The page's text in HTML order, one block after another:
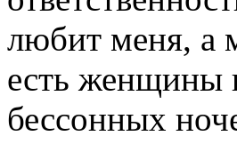
любит меня, а
есть женщины
бессонных